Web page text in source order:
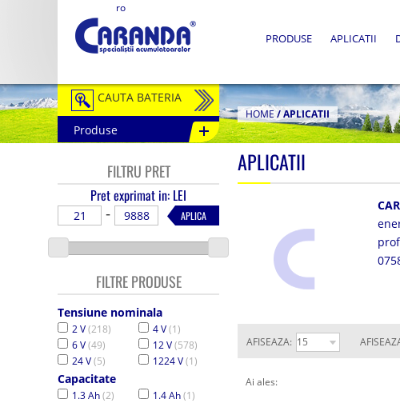
ro
PRODUSE APLICATII
CAUTA BATERIA
Auto / Moto
Tractiune
Semitractiune
Fotovoltaice
Produse
HOME/APLICATII
FILTRU PRET
Pret exprimat in: LEI
- APLICA
FILTRE PRODUSE
Tensiune nominala
2 V(218) 4 V(1)
6 V(49) 12 V(578)
24 V(5) 1224 V(1)
Capacitate
1.3 Ah(2) 1.4 Ah(1)
APLICATII
AFISEAZA:
Ai ales: